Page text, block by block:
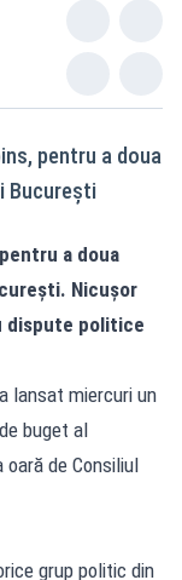
pentru a doua
București
a doua
Nicușor
dispute politice
lansat miercuri un
buget al
de Consiliul
grup politic din